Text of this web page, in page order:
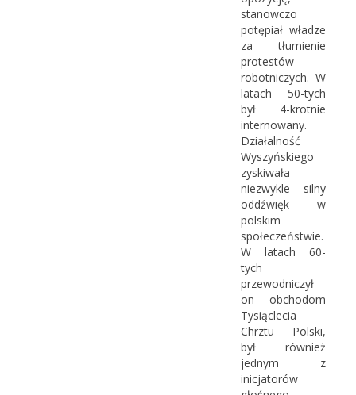
stanowczo
potępiał władze
za tłumienie
protestów
robotniczych. W
latach 50-tych
był 4-krotnie
internowany.
Działalność
Wyszyńskiego
zyskiwała
niezwykle silny
oddźwięk w
polskim
społeczeństwie.
W latach 60-
tych
przewodniczył
on obchodom
Tysiąclecia
Chrztu Polski,
był również
jednym z
inicjatorów